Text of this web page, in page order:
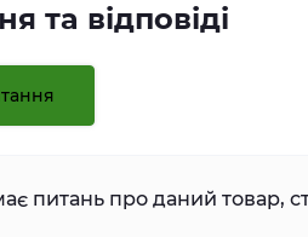
та відповіді
питань про даний товар,